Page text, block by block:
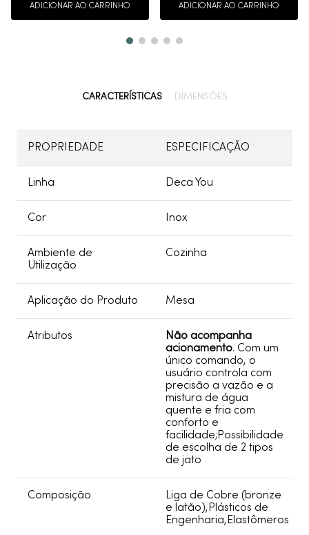
ADICIONAR AO CARRINHO ADICIONAR AO CARRINHO
CARACTERÍSTICAS DIMENSÕES
PROPRIEDADE ESPECIFICAÇÃO
Linha Deca You
Cor Inox
Ambiente de
Utilização
Cozinha
Aplicação do Produto Mesa
Atributos
Não acompanha
acionamento. Com um
único comando, o
usuário controla com
precisão a vazão e a
mistura de água
quente e fria com
conforto e
facilidade;Possibilidade
de escolha de 2 tipos
de jato
Composição
Liga de Cobre (bronze
e latão),Plásticos de
Engenharia,Elastômeros